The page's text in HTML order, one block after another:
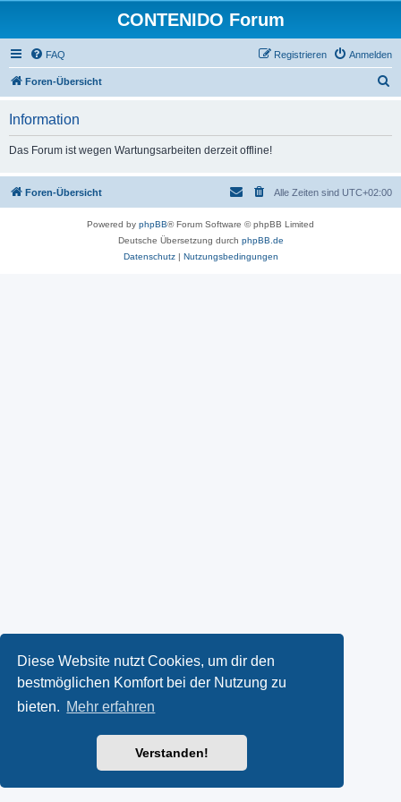
Diese Website nutzt Cookies, um dir den
bestmöglichen Komfort bei der Nutzung zu
bieten. Mehr erfahren
Verstanden!
CONTENIDO Forum
FAQ Anmelden
Registrieren
Foren-Übersicht
Information
Das Forum ist wegen Wartungsarbeiten derzeit offline!
Foren-Übersicht Alle Zeiten sind UTC+02:00
Powered by phpBB® Forum Software © phpBB Limited
Deutsche Übersetzung durch phpBB.de
Datenschutz| Nutzungsbedingungen